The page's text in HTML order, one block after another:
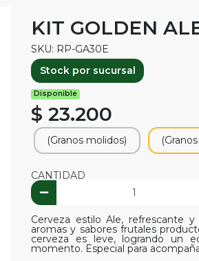
KIT GOLDEN
SKU: RP-GA30E
Stock por sucursal
Disponible
$ 23.200
(Granos molidos)
CANTIDAD
Cerveza estilo Ale, refrescante
aromas y sabores frutales
cerveza es leve, logrando un
momento. Especial para